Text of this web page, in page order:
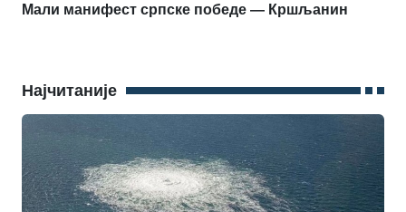
Мали манифест српске победе — Кршљанин
Најчитаније